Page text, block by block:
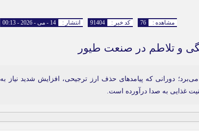
گزارش‌های خبری میراث فرهنگی
ارزدیجیتال انتشار : 14 - می - 2026 - 00:13 کد خبر : 91404 مشاهده : 76
و تلاطم در صنعت طیور
دورانی که پیامد‌های حذف ارز ترجیحی، افزایش شدید نیاز به
غذایی به صدا درآورده است.